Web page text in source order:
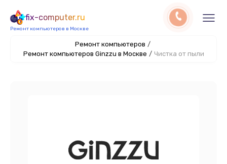
fix-computer.ru
Ремонт компьютеров в Москве
Ремонт компьютеров /
Ремонт компьютеров Ginzzu в Москве / Чистка от пыли